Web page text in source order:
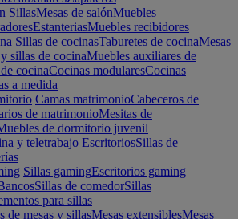
SillasMesas de salónMuebles
EstanteriasMuebles recibidores
Sillas de cocinasTaburetes de cocinaMesas
sillas de cocinaMuebles auxiliares de
cocinaCocinas modularesCocinas
a medida
Camas matrimonioCabeceros de
de matrimonioMesitas de
de dormitorio juvenil
y teletrabajo EscritoriosSillas de
Sillas gamingEscritorios gaming
Sillas de comedorSillas
para sillas
de mesas y sillasMesas extensiblesMesas